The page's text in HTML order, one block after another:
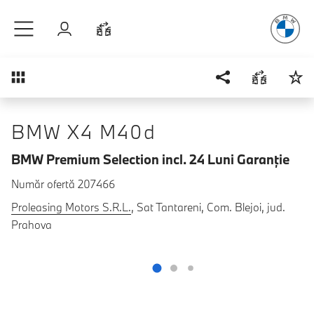
Autentificare
Prezentare generală
BMW X4 M40d
BMW Premium Selection incl. 24 Luni Garanţie
Număr ofertă 207466
Proleasing Motors S.R.L., Sat Tantareni, Com. Blejoi, jud.
Prahova